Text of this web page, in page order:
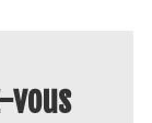
vous